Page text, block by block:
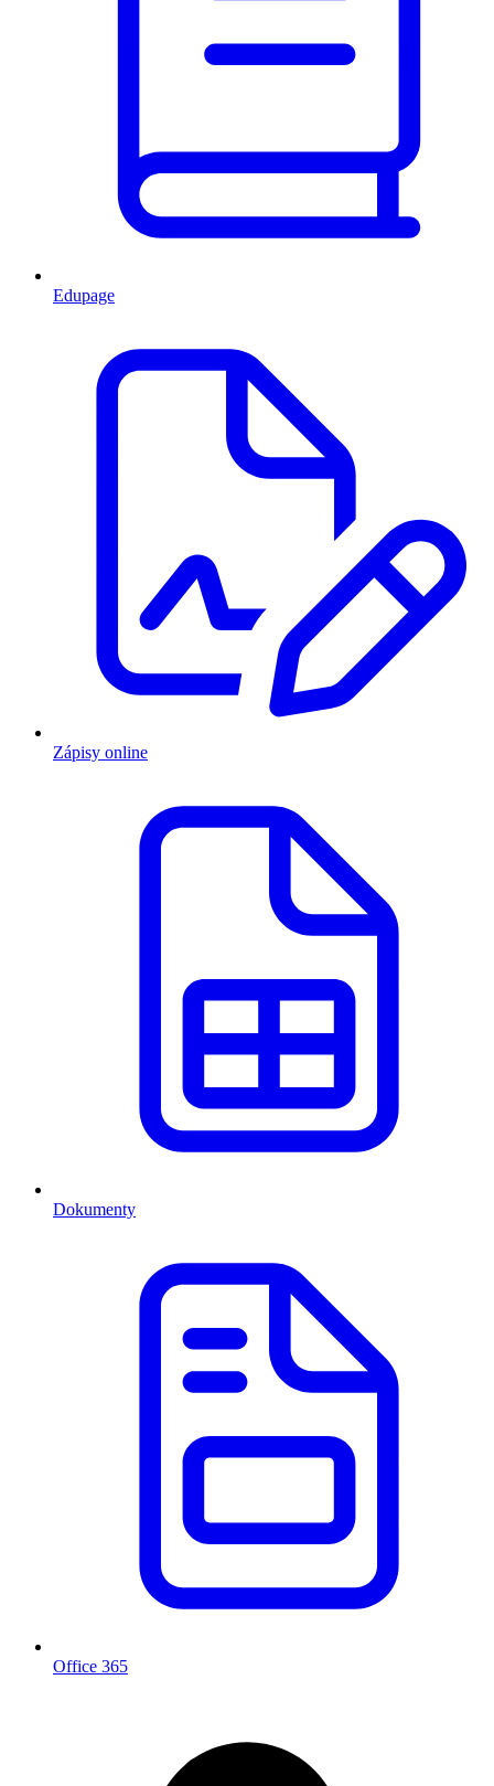
Edupage
Zápisy online
Dokumenty
Office 365